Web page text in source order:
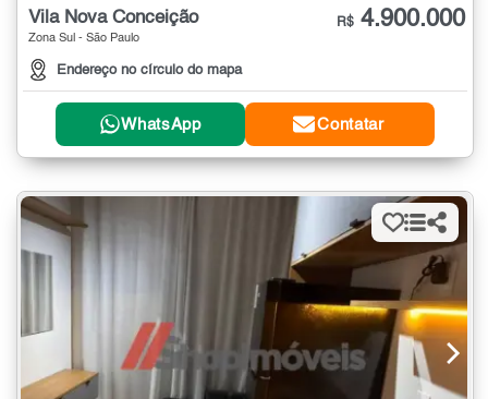
Vila Nova Conceição
Zona Sul - São Paulo
Endereço no círculo do mapa
R$ 4.900.000
WhatsApp Contatar